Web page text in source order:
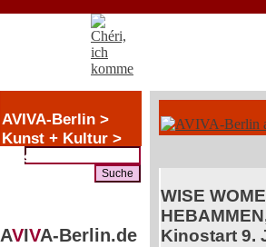
AVIVA-Berlin >
Kunst + Kultur >
Music
AVIVA-Berlin.de
WISE
Kinostart 9.